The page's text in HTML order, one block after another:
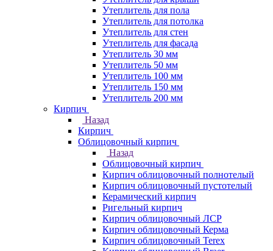
Утеплитель для пола
Утеплитель для потолка
Утеплитель для стен
Утеплитель для фасада
Утеплитель 30 мм
Утеплитель 50 мм
Утеплитель 100 мм
Утеплитель 150 мм
Утеплитель 200 мм
Кирпич
Назад
Кирпич
Облицовочный кирпич
Назад
Облицовочный кирпич
Кирпич облицовочный полнотелый
Кирпич облицовочный пустотелый
Керамический кирпич
Ригельный кирпич
Кирпич облицовочный ЛСР
Кирпич облицовочный Керма
Кирпич облицовочный Terex